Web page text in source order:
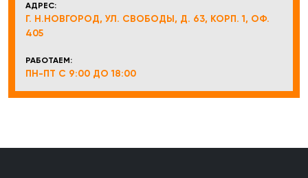
АДРЕС:
Г. Н.НОВГОРОД, УЛ. СВОБОДЫ, Д. 63, КОРП. 1, ОФ.
405
РАБОТАЕМ:
ПН-ПТ С 9:00 ДО 18:00